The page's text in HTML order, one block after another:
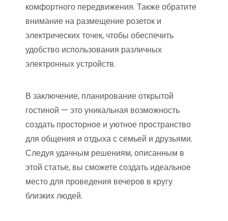
комфортного передвижения. Также обратите
внимание на размещение розеток и
электрических точек, чтобы обеспечить
удобство использования различных
электронных устройств.
В заключение, планирование открытой
гостиной — это уникальная возможность
создать просторное и уютное пространство
для общения и отдыха с семьей и друзьями.
Следуя удачным решениям, описанным в
этой статье, вы сможете создать идеальное
место для проведения вечеров в кругу
близких людей.